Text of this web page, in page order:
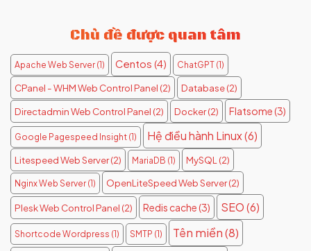
Chủ đề được quan tâm
Apache Web Server (1) Centos (4) ChatGPT (1)
CPanel - WHM Web Control Panel (2) Database(2)
Directadmin Web Control Panel (2) Docker(2) Flatsome(3)
Google Pagespeed Insight (1) Hệ điều hành Linux(6)
Litespeed Web Server(2) MariaDB (1) MySQL(2)
Nginx Web Server (1) OpenLiteSpeed Web Server(2)
Plesk Web Control Panel (2) Redis cache(3) SEO (6)
Shortcode Wordpress (1) SMTP (1) Tên miền(8)